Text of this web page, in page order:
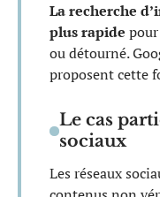
La recherche
plus rapide
ou détourné.
proposent cette
Le cas
sociaux
Les réseaux